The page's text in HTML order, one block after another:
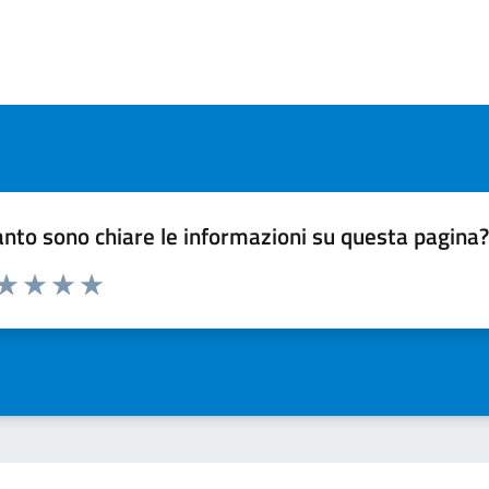
sono chiare le informazioni su questa pagina?
1 a 5 stelle la pagina